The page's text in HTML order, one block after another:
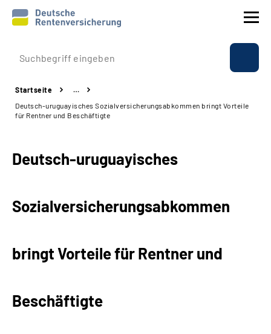
Prävention
Reha
Beratung & Kontakt
Experten
Suche
Startseite
…
Deutsch-uruguayisches Sozialversicherungsabkommen bringt Vorteile
für Rentner und Beschäftigte
Deutsch-uruguayisches
Sozialversicherungsabkommen
bringt Vorteile für Rentner und
Beschäftigte